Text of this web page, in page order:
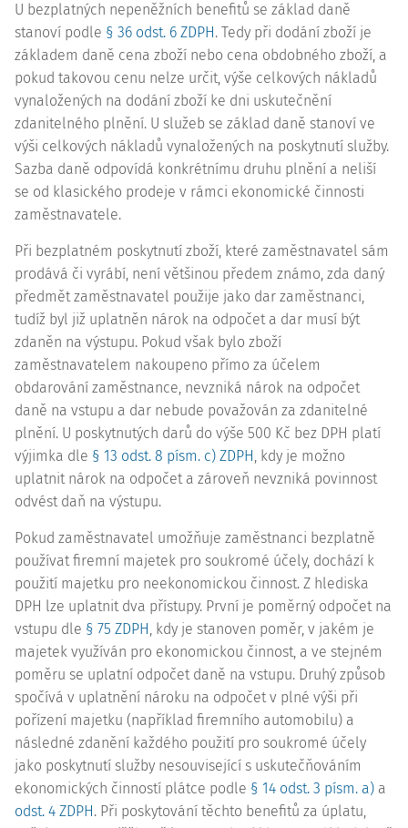
U bezplatných nepeněžních benefitů se základ daně
stanoví podle § 36 odst. 6 ZDPH. Tedy při dodání zboží je
základem daně cena zboží nebo cena obdobného zboží, a
pokud takovou cenu nelze určit, výše celkových nákladů
vynaložených na dodání zboží ke dni uskutečnění
zdanitelného plnění. U služeb se základ daně stanoví ve
výši celkových nákladů vynaložených na poskytnutí služby.
Sazba daně odpovídá konkrétnímu druhu plnění a neliší
se od klasického prodeje v rámci ekonomické činnosti
zaměstnavatele.
Při bezplatném poskytnutí zboží, které zaměstnavatel sám
prodává či vyrábí, není většinou předem známo, zda daný
předmět zaměstnavatel použije jako dar zaměstnanci,
tudíž byl již uplatněn nárok na odpočet a dar musí být
zdaněn na výstupu. Pokud však bylo zboží
zaměstnavatelem nakoupeno přímo za účelem
obdarování zaměstnance, nevzniká nárok na odpočet
daně na vstupu a dar nebude považován za zdanitelné
plnění. U poskytnutých darů do výše 500 Kč bez DPH platí
výjimka dle § 13 odst. 8 písm. c) ZDPH, kdy je možno
uplatnit nárok na odpočet a zároveň nevzniká povinnost
odvést daň na výstupu.
Pokud zaměstnavatel umožňuje zaměstnanci bezplatně
používat firemní majetek pro soukromé účely, dochází k
použití majetku pro neekonomickou činnost. Z hlediska
DPH lze uplatnit dva přístupy. První je poměrný odpočet na
vstupu dle § 75 ZDPH, kdy je stanoven poměr, v jakém je
majetek využíván pro ekonomickou činnost, a ve stejném
poměru se uplatní odpočet daně na vstupu. Druhý způsob
spočívá v uplatnění nároku na odpočet v plné výši při
pořízení majetku (například firemního automobilu) a
následné zdanění každého použití pro soukromé účely
jako poskytnutí služby nesouvisející s uskutečňováním
ekonomických činností plátce podle § 14 odst. 3 písm. a) a
odst. 4 ZDPH. Při poskytování těchto benefitů za úplatu,